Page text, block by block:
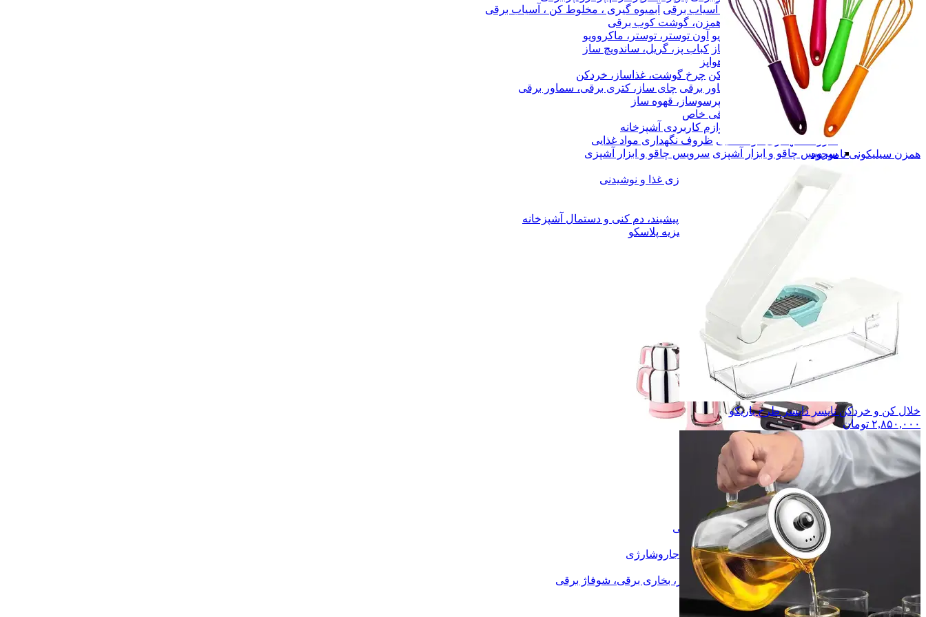
آبمیوه گیری ، مخلوط کن ، آسیاب برقی آبمیوه گیری ، مخلوط کن ، آسیاب برقی
همزن، گوشت کوب برقی
همزن، گوشت کوب برقی
آون توستر، توستر، ماکروویو آون توستر، توستر، ماکروویو
کباب پز، گریل، ساندویچ ساز کباب پز، گریل، ساندویچ ساز
سرخ کن، هواپز سرخ کن، هواپز
چرخ گوشت، غذاساز، خردکن چرخ گوشت، غذاساز، خردکن
چای ساز، کتری برقی، سماور برقی چای ساز، کتری برقی، سماور برقی
اسپرسوساز، قهوه ساز
اسپرسوساز، قهوه ساز
لوازم برقی خاص
لوازم برقی خاص
لوازم کاربردی آشپزخانه
لوازم کاربردی آشپزخانه
ظروف نگهداری مواد غذایی ظروف نگهداری مواد غذایی
سرویس چاقو و ابزار آشپزی سرویس چاقو و ابزار آشپزی
آماده سازی غذا و نوشیدنی
آماده سازی غذا و نوشیدنی
ترازو آشپزخانه
ظروف پخت و پز
پیشبند، دم کنی و دستمال آشپزخانه
پیشبند، دم کنی و دستمال آشپزخانه
سرویس جهیزیه پلاسکو
همه دسته بندی های لوازم آشپزخانه
لوازم آشپزخانه
لوازم آشپزخانه
لوازم برقی خانگی لوازم برقی خانگی
اتو بخار اتو بخار
جاروبرقی، جاروشارژی جاروبرقی، جاروشارژی
پنکه، کولر پنکه، کولر
هیتر، بخاری برقی، شوفاژ برقی
هیتر، بخاری برقی، شوفاژ برقی
بخارشوی
بخارشوی
آبسرد کن، یخچال آبسرد کن، یخچال
همزن سیلیکونی ناموجود
خلال کن و خردکن نایسر دایسر طرح باریکو
۲,۸۵۰,۰۰۰ تومان